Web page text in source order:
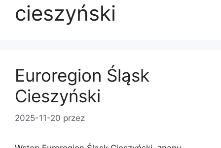
cieszyński
Euroregion Śląsk
Cieszyński
2025-11-20 przez